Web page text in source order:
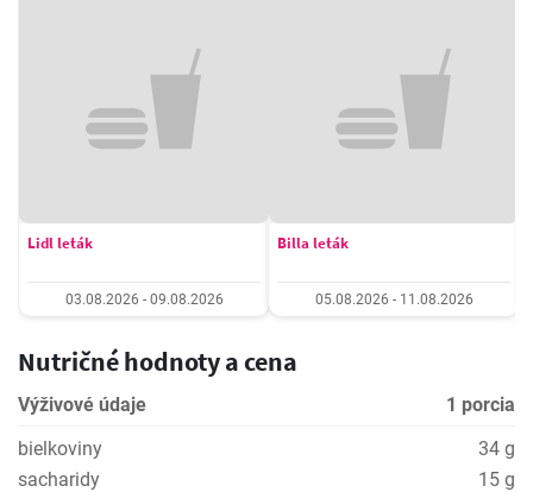
Lidl leták
03.08.2026 - 09.08.2026
Billa leták
05.08.2026 - 11.08.2026
Nutričné hodnoty a cena
Výživové údaje
1 porcia
bielkoviny
34 g
sacharidy
15 g